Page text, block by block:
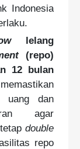
Indonesia
lelang
(repo)
12 bulan
uang dan
agar
double
repo